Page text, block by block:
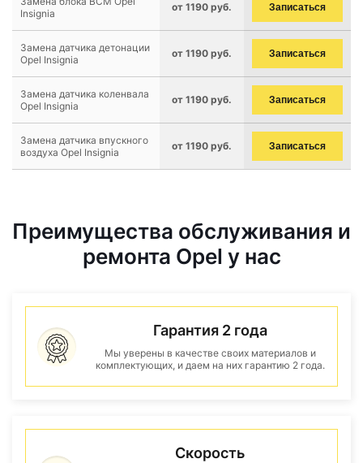
Insignia
от 1190 руб. Записаться
Замена датчика детонации
Opel Insignia
от 1190 руб. Записаться
Замена датчика коленвала
Opel Insignia
от 1190 руб. Записаться
Замена датчика впускного
воздуха Opel Insignia
от 1190 руб. Записаться
Преимущества обслуживания и
ремонта Opel у нас
Гарантия 2 года
Мы уверены в качестве своих материалов и
комплектующих, и даем на них гарантию 2 года.
Скорость